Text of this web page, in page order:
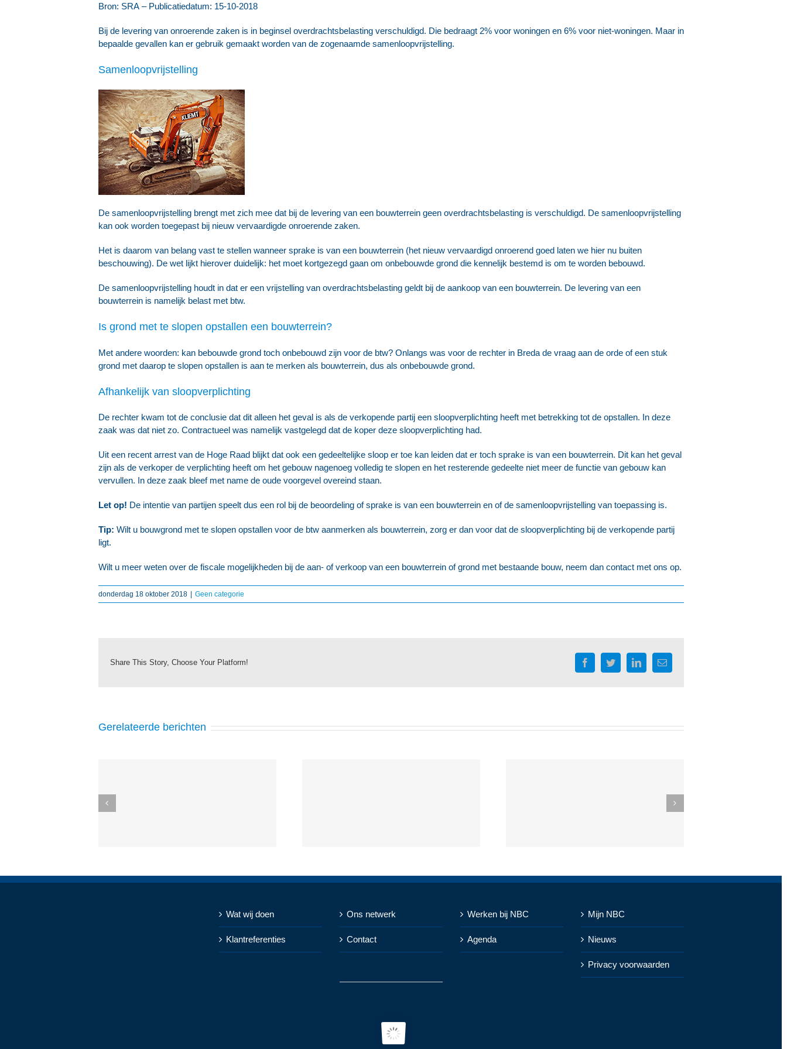
Bron: SRA – Publicatiedatum: 15-10-2018
Bij de levering van onroerende zaken is in beginsel overdrachtsbelasting verschuldigd. Die bedraagt 2% voor woningen en 6% voor niet-woningen. Maar in
bepaalde gevallen kan er gebruik gemaakt worden van de zogenaamde samenloopvrijstelling.
Samenloopvrijstelling
De samenloopvrijstelling brengt met zich mee dat bij de levering van een bouwterrein geen overdrachtsbelasting is verschuldigd. De samenloopvrijstelling
kan ook worden toegepast bij nieuw vervaardigde onroerende zaken.
Het is daarom van belang vast te stellen wanneer sprake is van een bouwterrein (het nieuw vervaardigd onroerend goed laten we hier nu buiten
beschouwing). De wet lijkt hierover duidelijk: het moet kortgezegd gaan om onbebouwde grond die kennelijk bestemd is om te worden bebouwd.
De samenloopvrijstelling houdt in dat er een vrijstelling van overdrachtsbelasting geldt bij de aankoop van een bouwterrein. De levering van een
bouwterrein is namelijk belast met btw.
Is grond met te slopen opstallen een bouwterrein?
Met andere woorden: kan bebouwde grond toch onbebouwd zijn voor de btw? Onlangs was voor de rechter in Breda de vraag aan de orde of een stuk
grond met daarop te slopen opstallen is aan te merken als bouwterrein, dus als onbebouwde grond.
Afhankelijk van sloopverplichting
De rechter kwam tot de conclusie dat dit alleen het geval is als de verkopende partij een sloopverplichting heeft met betrekking tot de opstallen. In deze
zaak was dat niet zo. Contractueel was namelijk vastgelegd dat de koper deze sloopverplichting had.
Uit een recent arrest van de Hoge Raad blijkt dat ook een gedeeltelijke sloop er toe kan leiden dat er toch sprake is van een bouwterrein. Dit kan het geval
zijn als de verkoper de verplichting heeft om het gebouw nagenoeg volledig te slopen en het resterende gedeelte niet meer de functie van gebouw kan
vervullen. In deze zaak bleef met name de oude voorgevel overeind staan.
Let op! De intentie van partijen speelt dus een rol bij de beoordeling of sprake is van een bouwterrein en of de samenloopvrijstelling van toepassing is.
Tip: Wilt u bouwgrond met te slopen opstallen voor de btw aanmerken als bouwterrein, zorg er dan voor dat de sloopverplichting bij de verkopende partij
ligt.
Wilt u meer weten over de fiscale mogelijkheden bij de aan- of verkoop van een bouwterrein of grond met bestaande bouw, neem dan contact met ons op.
donderdag 18 oktober 2018 Geen categorie
Share This Story, Choose Your Platform! FacebookTwitterLinkedIn
E-
mail
Gerelateerde berichten
Wat wij doen
Klantreferenties
Ons netwerk
Contact
Werken bij NBC
Agenda
Mijn NBC
Nieuws
Privacy voorwaarden